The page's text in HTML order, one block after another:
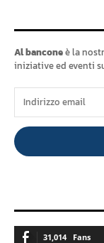
Al banconeè la
iniziative ed eventi
31,014 Fans